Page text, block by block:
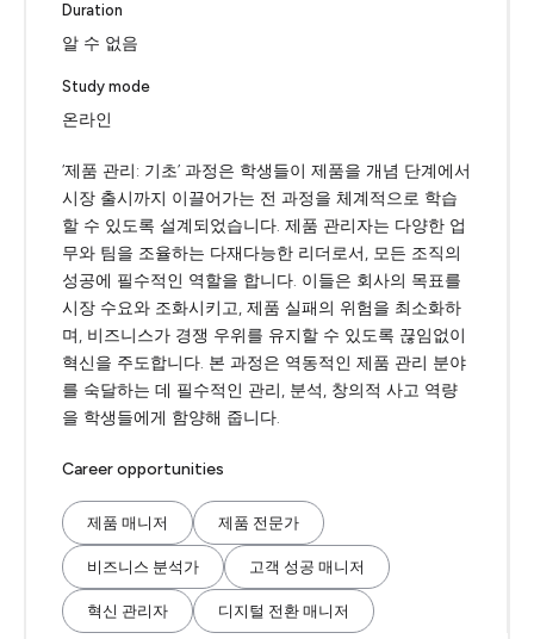
Duration
알 수 없음
Study mode
온라인
‘제품 관리: 기초’ 과정은 학생들이 제품을 개념 단계에서
시장 출시까지 이끌어가는 전 과정을 체계적으로 학습
할 수 있도록 설계되었습니다. 제품 관리자는 다양한 업
무와 팀을 조율하는 다재다능한 리더로서, 모든 조직의
성공에 필수적인 역할을 합니다. 이들은 회사의 목표를
시장 수요와 조화시키고, 제품 실패의 위험을 최소화하
며, 비즈니스가 경쟁 우위를 유지할 수 있도록 끊임없이
혁신을 주도합니다. 본 과정은 역동적인 제품 관리 분야
를 숙달하는 데 필수적인 관리, 분석, 창의적 사고 역량
을 학생들에게 함양해 줍니다.
Career opportunities
제품 매니저 제품 전문가
비즈니스 분석가 고객 성공 매니저
혁신 관리자 디지털 전환 매니저